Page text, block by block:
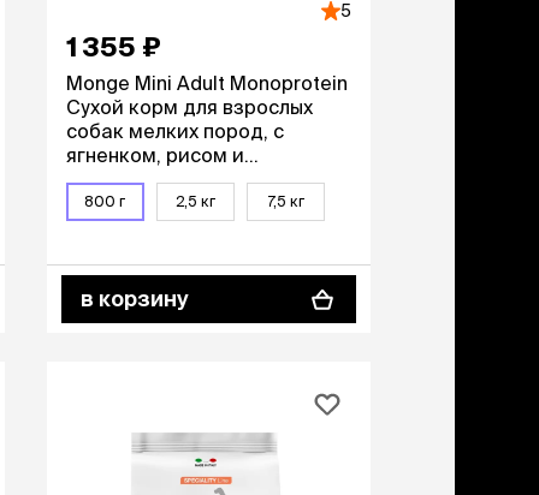
и
от запаха
к месту
от запаха и
5
1 355 ₽
Monge Mini Adult Monoprotein
Сухой корм для взрослых
собак мелких пород, с
ягненком, рисом и
картофелем, 800 гр.
800 г 2,5 кг 7,5 кг
в корзину